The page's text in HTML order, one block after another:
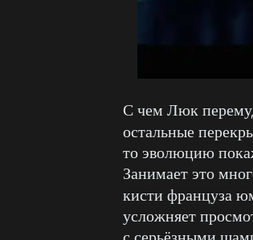
С чем Люк
остальные
то эволюцию
Занимает это
кисти француза
усложняет